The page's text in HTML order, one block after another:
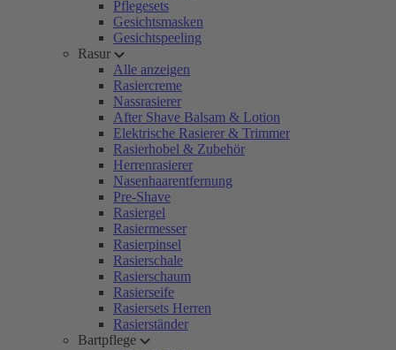
Pflegesets
Gesichtsmasken
Gesichtspeeling
Rasur
Alle anzeigen
Rasiercreme
Nassrasierer
After Shave Balsam & Lotion
Elektrische Rasierer & Trimmer
Rasierhobel & Zubehör
Herrenrasierer
Nasenhaarentfernung
Pre-Shave
Rasiergel
Rasiermesser
Rasierpinsel
Rasierschale
Rasierschaum
Rasierseife
Rasiersets Herren
Rasierständer
Bartpflege